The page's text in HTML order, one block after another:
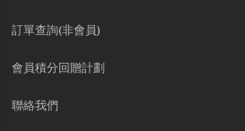
訂單查詢(非會員)
會員積分回贈計劃
聯絡我們